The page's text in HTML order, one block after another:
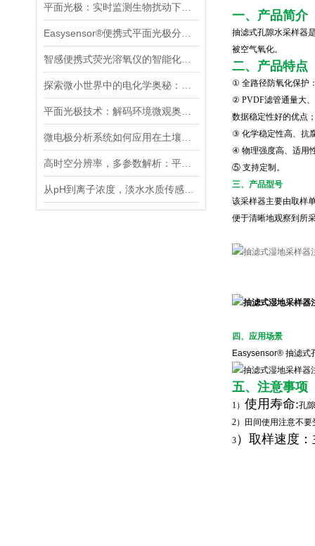
一、产品简介
抽滤式孔隙水采样器
被空气氧化。
二、产品特点
① 全路径防氧化保护
② PVDF滤管通量大
数据稳定性好的优点
③ 化学稳定性高、抗
④ 物理强度高、适用
⑤ 支持定制。
三、产品型号
该采样器主要由取样
便于清晰地观察到所
四、应用场景
Easysensor® 抽滤式
五、注意事项
1） 使用寿命:孔
2）
田间使用注意不要
3 ）取样速度